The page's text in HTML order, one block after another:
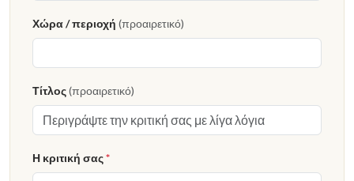
Χώρα / περιοχή (προαιρετικό)
Τίτλος(προαιρετικό)
Η κριτική σας*